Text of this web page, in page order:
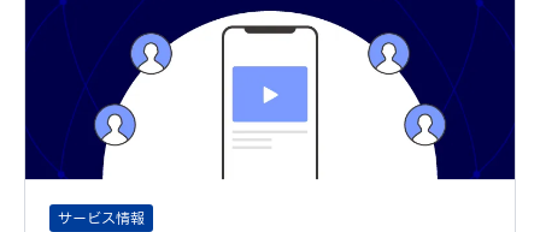
サービス情報